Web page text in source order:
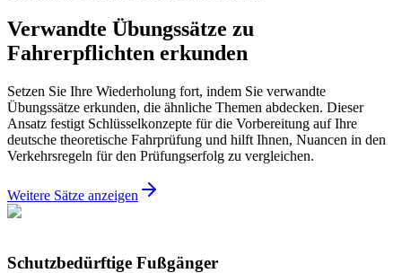
Verwandte Übungssätze zu
Fahrerpflichten erkunden
Setzen Sie Ihre Wiederholung fort, indem Sie verwandte
Übungssätze erkunden, die ähnliche Themen abdecken. Dieser
Ansatz festigt Schlüsselkonzepte für die Vorbereitung auf Ihre
deutsche theoretische Fahrprüfung und hilft Ihnen, Nuancen in den
Verkehrsregeln für den Prüfungserfolg zu vergleichen.
Weitere Sätze anzeigen
Schutzbedürftige Fußgänger